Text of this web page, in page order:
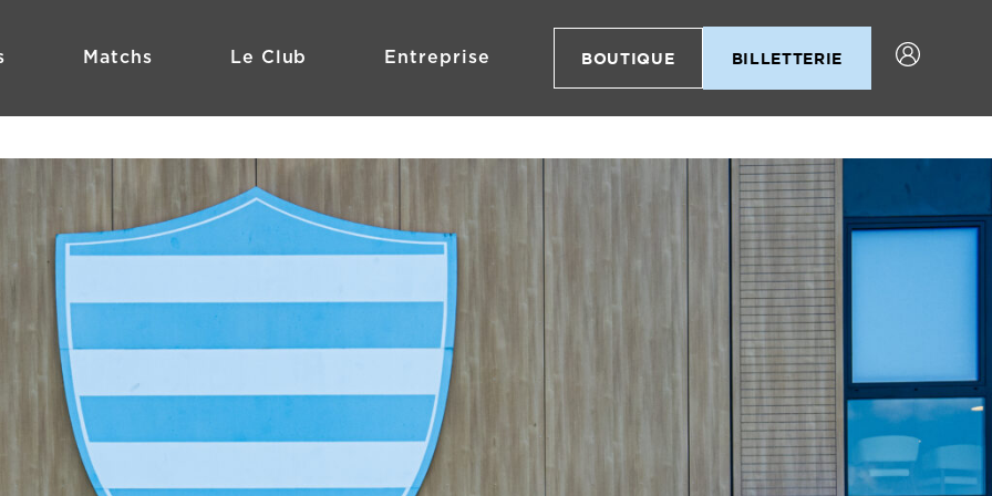
Matchs Le Club Entreprise BOUTIQUE BILLETTERIE